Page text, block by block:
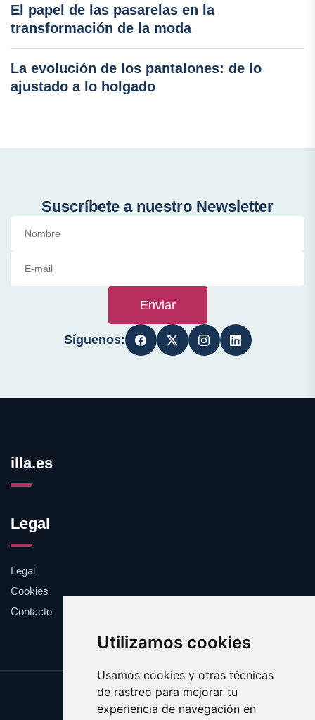
Utilizamos cookies
Usamos cookies y otras técnicas
de rastreo para mejorar tu
experiencia de navegación en
El papel de las pasarelas en la
transformación de la moda
La evolución de los pantalones: de lo
ajustado a lo holgado
Suscríbete a nuestro Newsletter
Enviar
Síguenos:
illa.es
Legal
Legal
Cookies
Contacto
Update cookies preferences